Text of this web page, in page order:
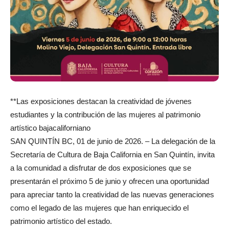
**Las exposiciones destacan la creatividad de jóvenes
estudiantes y la contribución de las mujeres al patrimonio
artístico bajacaliforniano
SAN QUINTÍN BC, 01 de junio de 2026. – La delegación de la
Secretaría de Cultura de Baja California en San Quintín, invita
a la comunidad a disfrutar de dos exposiciones que se
presentarán el próximo 5 de junio y ofrecen una oportunidad
para apreciar tanto la creatividad de las nuevas generaciones
como el legado de las mujeres que han enriquecido el
patrimonio artístico del estado.